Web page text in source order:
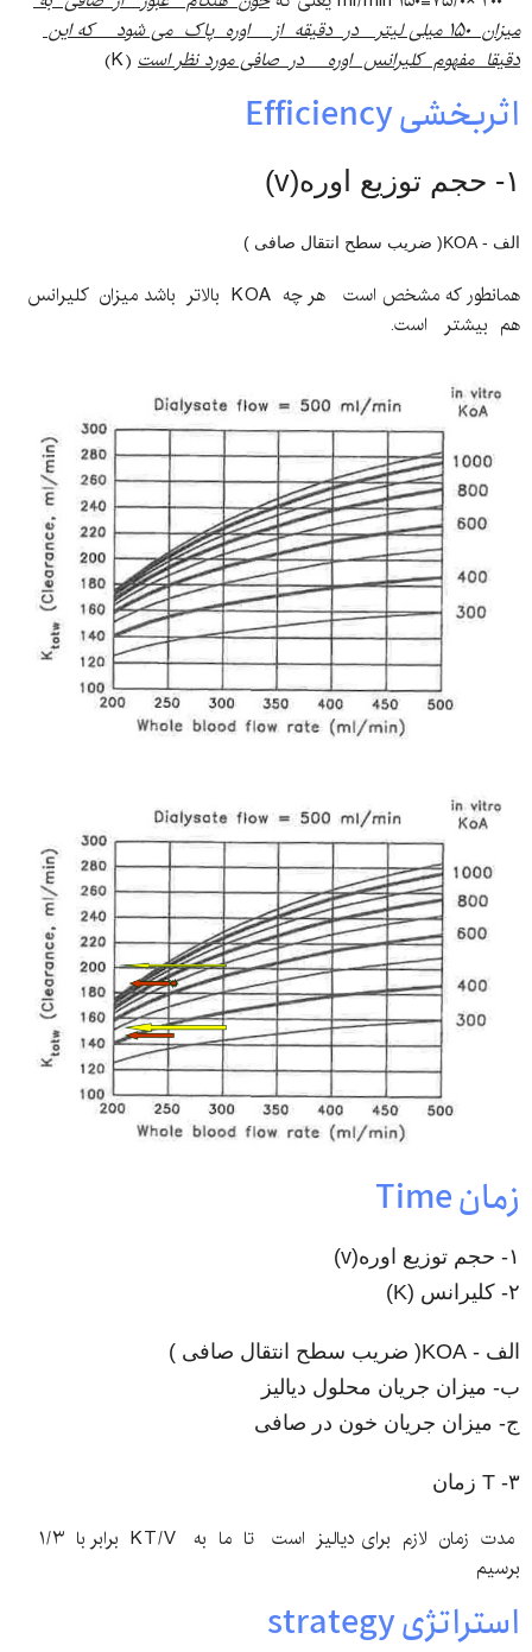
میزان ۱۵۰ میلی لیتر در دقیقه از اوره پاک می شود که این
دقیقا مفهوم کلیرانس اوره در صافی مورد نظر است (K)
اثربخشی Efficiency
۱- حجم توزیع اوره(v)
الف - KOA( ضریب سطح انتقال صافی )
همانطور که مشخص است هر چه KOA بالاتر باشد میزان کلیرانس
هم بیشتر است.
زمان Time
۱- حجم توزیع اوره(v)
۲- کلیرانس (K)
الف - KOA( ضریب سطح انتقال صافی )
ب- میزان جریان محلول دیالیز
ج- میزان جریان خون در صافی
T -۳ زمان
مدت زمان لازم برای دیالیز است تا ما به KT/V برابر با ۱/۳
برسیم
استراتژی strategy